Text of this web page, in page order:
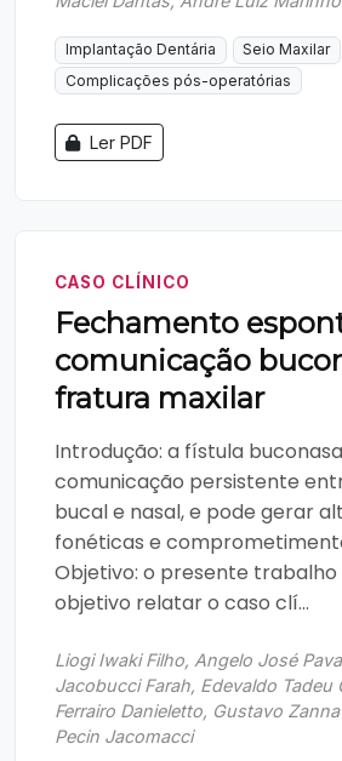
Implantação Dentária
Seio Maxilar
Complicações pós-operatórias
Ler PDF
CASO CLÍNICO
Fechamento
comunicação
fratura maxilar
Introdução: a fístula
comunicação persistente
bucal e nasal, e pode gerar
fonéticas e
Objetivo: o presente
objetivo relatar o caso clí...
Liogi Iwaki Filho, Angelo José
Jacobucci Farah, Edevaldo Tadeu
Ferrairo Danieletto, Gustavo Zanna
Pecin Jacomacci